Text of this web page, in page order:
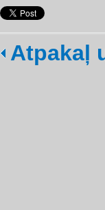
Atpakaļ